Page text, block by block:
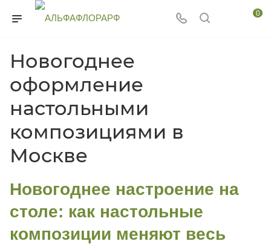
0
Новогоднее
оформление
настольными
композициями в
Москве
Новогоднее настроение на
столе: как настольные
композиции меняют весь